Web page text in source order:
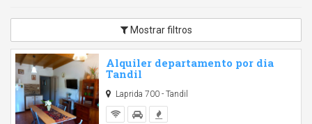
Mostrar filtros
Alquiler departamento por dia
Tandil
Laprida 700 - Tandil